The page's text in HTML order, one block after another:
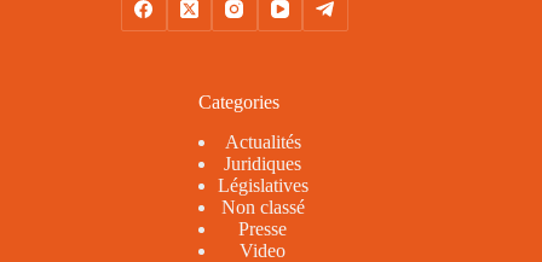
Categories
Actualités
Juridiques
Législatives
Non classé
Presse
Video